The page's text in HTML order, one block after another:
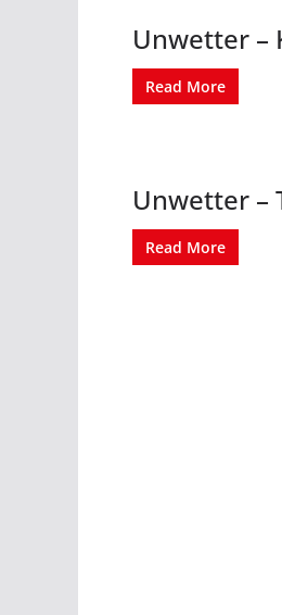
Unwetter –
Read More
Unwetter –
Read More